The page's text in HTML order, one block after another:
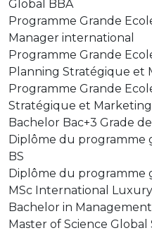
Global BBA
Programme Grande
Manager international
Programme Grande
Planning Stratégique et
Programme Grande
Stratégique et
Bachelor Bac+3 Grade
Diplôme du programme
BS
Diplôme du programme
MSc International
Bachelor in Management
Master of Science